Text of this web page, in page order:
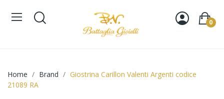
0
Home Brand
Giostrina Carillon Valenti Argenti codice
21089 RA